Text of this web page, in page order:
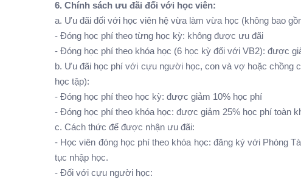
6. Chính sách ưu đãi đối với học viên:
a. Ưu đãi đối với học viên hệ vừa làm vừa học (không bao
- Đóng học phí theo từng học kỳ: không được ưu đãi
- Đóng học phí theo khóa học (6 học kỳ đối với VB2): được
b. Ưu đãi học phí với cựu người học, con và vợ hoặc chồng
học tập):
- Đóng học phí theo học kỳ: được giảm 10% học phí
- Đóng học phí theo khóa học: được giảm 25% học phí toàn
c. Cách thức để được nhận ưu đãi:
- Học viên đóng học phí theo khóa học: đăng ký với Phòng
tục nhập học.
- Đối với cựu người học: